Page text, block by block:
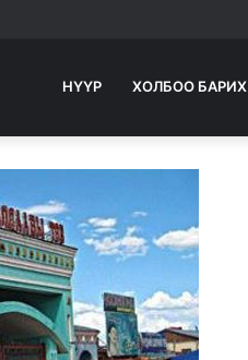
НҮҮР ХОЛБОО БАРИХ